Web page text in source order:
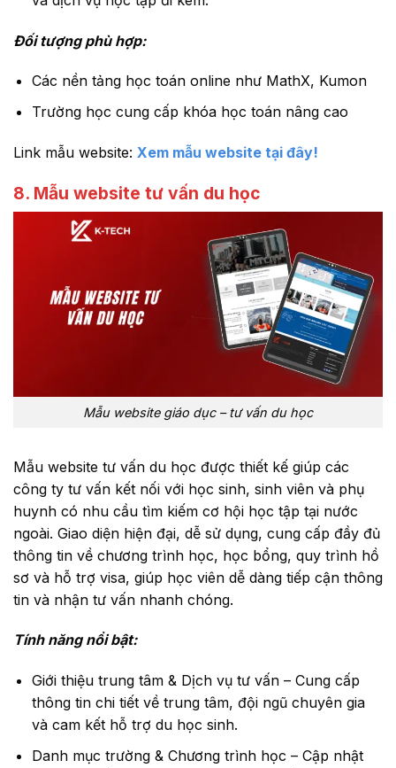
Đối tượng phù hợp:
Các nền tảng học toán online như MathX, Kumon
Trường học cung cấp khóa học toán nâng cao
Link mẫu website: Xem mẫu website tại đây!
8. Mẫu website tư vấn du học
Mẫu website giáo dục – tư vấn du học
Mẫu website tư vấn du học được thiết kế giúp các
công ty tư vấn kết nối với học sinh, sinh viên và phụ
huynh có nhu cầu tìm kiếm cơ hội học tập tại nước
ngoài. Giao diện hiện đại, dễ sử dụng, cung cấp đầy đủ
thông tin về chương trình học, học bổng, quy trình hồ
sơ và hỗ trợ visa, giúp học viên dễ dàng tiếp cận thông
tin và nhận tư vấn nhanh chóng.
Tính năng nổi bật:
Giới thiệu trung tâm & Dịch vụ tư vấn – Cung cấp
thông tin chi tiết về trung tâm, đội ngũ chuyên gia
và cam kết hỗ trợ du học sinh.
Danh mục trường & Chương trình học – Cập nhật